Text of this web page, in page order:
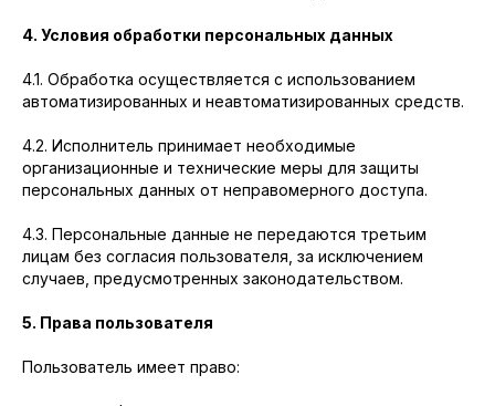
4. Условия обработки персональных данных
4.1. Обработка осуществляется с использованием
автоматизированных и неавтоматизированных средств.
4.2. Исполнитель принимает необходимые
организационные и технические меры для защиты
персональных данных от неправомерного доступа.
4.3. Персональные данные не передаются третьим
лицам без согласия пользователя, за исключением
случаев, предусмотренных законодательством.
5. Права пользователя
Пользователь имеет право: